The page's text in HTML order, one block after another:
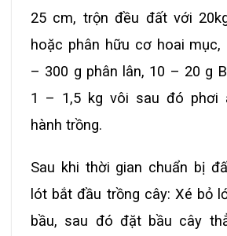
25 cm, trộn đều đất với
hoặc phân hữu cơ hoai mục,
– 300 g phân lân, 10 – 20 g
1 – 1,5 kg vôi sau đó phơi
hành trồng.
Sau khi thời gian chuẩn bị
lót bắt đầu trồng cây: Xé bỏ
bầu, sau đó đặt bầu cây